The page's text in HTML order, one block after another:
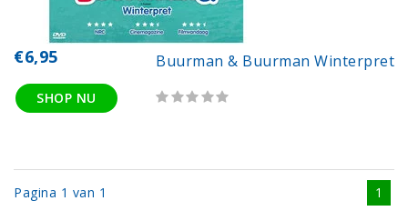
Buurman & Buurman Winterpret
€6,95
SHOP NU
Pagina 1 van 1 1